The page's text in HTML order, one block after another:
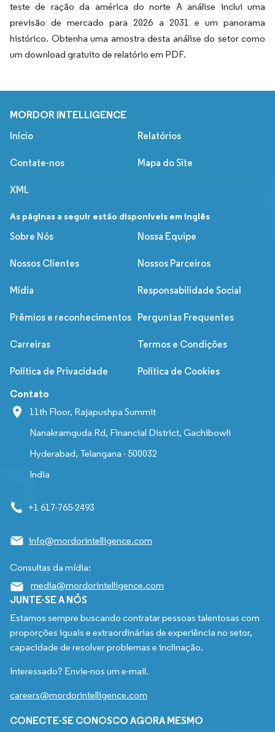
teste de ração da américa do norte A análise inclui uma
previsão de mercado para 2026 a 2031 e um panorama
histórico. Obtenha uma amostra desta análise do setor como
um download gratuito de relatório em PDF.
MORDOR INTELLIGENCE
Início Relatórios
Contate-nos Mapa do Site
XML
As páginas a seguir estão disponíveis em inglês
Sobre Nós
Nossa Equipe
Nossos Clientes Nossos Parceiros
Mídia Responsabilidade Social
Prêmios e reconhecimentos Perguntas Frequentes
Carreiras Termos e Condições
Política de Privacidade Política de Cookies
Contato
11th Floor, Rajapushpa Summit
Nanakramguda Rd, Financial District, Gachibowli
Hyderabad, Telangana - 500032
India
+1 617-765-2493
info@mordorintelligence.com
Consultas da mídia:
media@mordorintelligence.com
JUNTE-SE A NÓS
Estamos sempre buscando contratar pessoas talentosas com
proporções iguais e extraordinárias de experiência no setor,
capacidade de resolver problemas e inclinação.
Interessado? Envie-nos um e-mail.
careers@mordorintelligence.com
CONECTE-SE CONOSCO AGORA MESMO